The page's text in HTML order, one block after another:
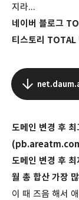
지라...
네이버 블로그
티스토리 TOTAL
도메인 변경 후 최
도메인 변경 후
월 총 합산 가장
이 때 즈음 해서